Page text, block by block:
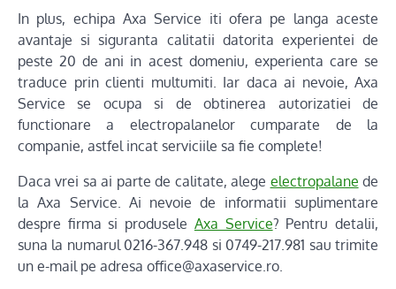
In plus, echipa Axa Service iti ofera pe langa aceste
avantaje si siguranta calitatii datorita experientei de
peste 20 de ani in acest domeniu, experienta care se
traduce prin clienti multumiti. Iar daca ai nevoie, Axa
Service se ocupa si de obtinerea autorizatiei de
functionare a electropalanelor cumparate de la
companie, astfel incat serviciile sa fie complete!
Daca vrei sa ai parte de calitate, alege electropalane de
la Axa Service. Ai nevoie de informatii suplimentare
despre firma si produsele Axa Service? Pentru detalii,
suna la numarul 0216-367.948 si 0749-217.981 sau trimite
un e-mail pe adresa office@axaservice.ro.